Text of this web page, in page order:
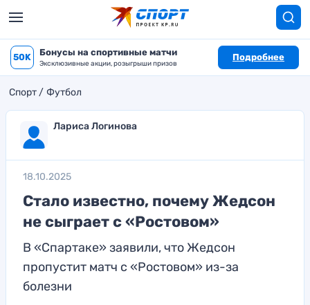
50K Бонусы на спортивные матчи
Эксклюзивные акции, розыгрыши призов
Подробнее
Спорт Футбол
Лариса Логинова
18.10.2025
Стало известно, почему Жедсон
не сыграет с «Ростовом»
В «Спартаке» заявили, что Жедсон
пропустит матч с «Ростовом» из-за
болезни